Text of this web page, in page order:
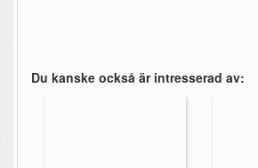
Du kanske också är intresserad av: